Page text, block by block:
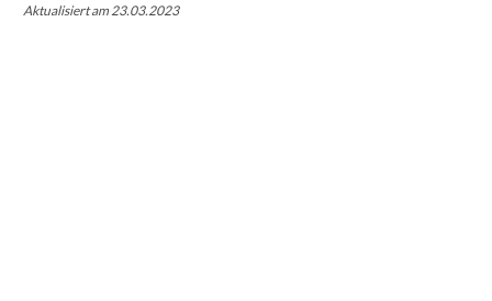
Aktualisiert am 23.03.2023